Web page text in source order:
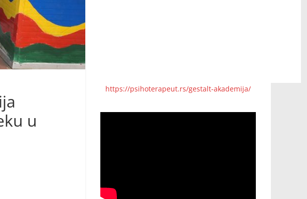
u
https://psihoterapeut.rs/gestalt-akademija/